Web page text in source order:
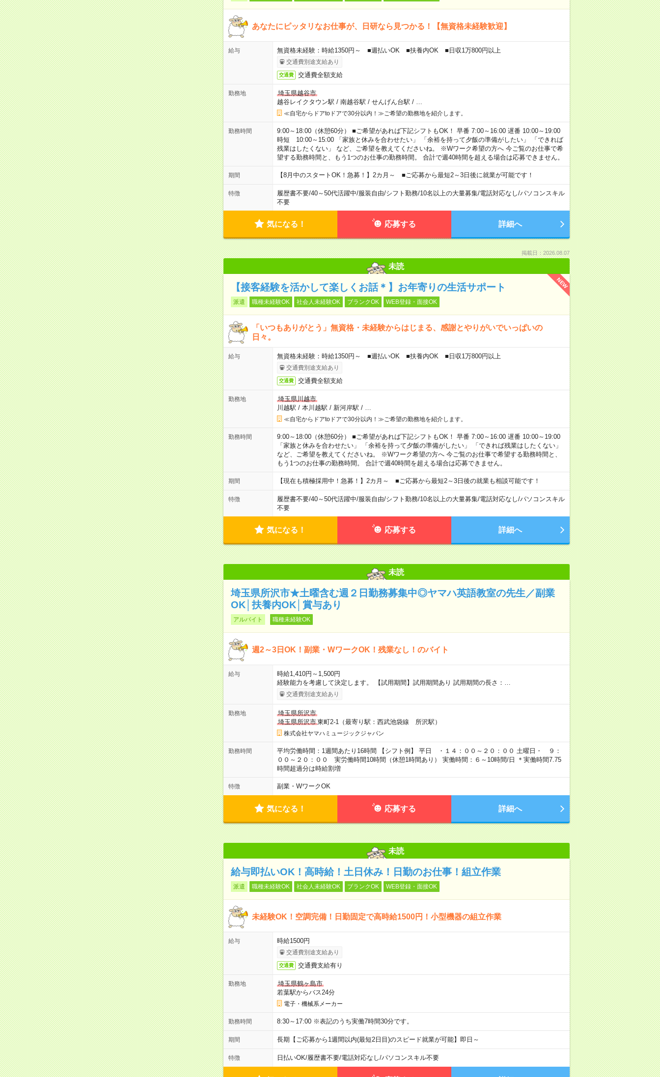
あなたにピッタリなお仕事が、日研なら見つかる！【無資格未経験歓迎】
給与 無資格未経験：時給1350円～ ■週払いOK ■扶養内OK ■日収1万800円以上
交通費別途支給あり
交通費 交通費全額支給
勤務地
埼玉県越谷市
越谷レイクタウン駅 / 南越谷駅 / せんげん台駅 /
≪自宅からドアtoドアで30分以内！≫ご希望の勤務地を紹介します。
勤務時間
9:00～18:00（休憩60分） ■ご希望があれば下記シフトもOK！ 早番 7:00～16:00 遅番 10:00～19:00
時短 10:00～15:00 「家族と休みを合わせたい」 「余裕を持って夕飯の準備がしたい」 「できれば
残業はしたくない」 など、ご希望を教えてくださいね。 ※Wワーク希望の方へ 今ご覧のお仕事で希
望する勤務時間と、もう1つのお仕事の勤務時間。 合計で週40時間を超える場合は応募できません。
期間 【8月中のスタートOK！急募！】2カ月～ ■ご応募から最短2～3日後に就業が可能です！
特徴 履歴書不要/40～50代活躍中/服装自由/シフト勤務/10名以上の大量募集/電話対応なし/パソコンスキル
不要
気になる！ 応募する 詳細へ
掲載日：2026.08.07
未読
NEW
【接客経験を活かして楽しくお話＊】お年寄りの生活サポート
派遣 職種未経験OK 社会人未経験OK ブランクOK WEB登録・面接OK
「いつもありがとう」無資格・未経験からはじまる、感謝とやりがいでいっぱいの
日々。
給与 無資格未経験：時給1350円～ ■週払いOK ■扶養内OK ■日収1万800円以上
交通費別途支給あり
交通費 交通費全額支給
勤務地
埼玉県川越市
川越駅 / 本川越駅 / 新河岸駅 /
≪自宅からドアtoドアで30分以内！≫ご希望の勤務地を紹介します。
勤務時間
9:00～18:00（休憩60分） ■ご希望があれば下記シフトもOK！ 早番 7:00～16:00 遅番 10:00～19:00
「家族と休みを合わせたい」 「余裕を持って夕飯の準備がしたい」 「できれば残業はしたくない」
など、ご希望を教えてくださいね。 ※Wワーク希望の方へ 今ご覧のお仕事で希望する勤務時間と、
もう1つのお仕事の勤務時間。 合計で週40時間を超える場合は応募できません。
期間 【現在も積極採用中！急募！】2カ月～ ■ご応募から最短2～3日後の就業も相談可能です！
特徴 履歴書不要/40～50代活躍中/服装自由/シフト勤務/10名以上の大量募集/電話対応なし/パソコンスキル
不要
気になる！ 応募する 詳細へ
未読
埼玉県所沢市★土曜含む週２日勤務募集中◎ヤマハ英語教室の先生／副業
OK│扶養内OK│賞与あり
アルバイト 職種未経験OK
週2～3日OK！副業・WワークOK！残業なし！のバイト
給与
時給1,410円～1,500円
経験能力を考慮して決定します。 【試用期間】試用期間あり 試用期間の長さ：…
交通費別途支給あり
勤務地
埼玉県所沢市
埼玉県所沢市東町2-1（最寄り駅：西武池袋線 所沢駅）
株式会社ヤマハミュージックジャパン
勤務時間
平均労働時間：1週間あたり16時間 【シフト例】 平日 ・１４：００～２０：００ 土曜日・ ９：
００～２０：００ 実労働時間10時間（休憩1時間あり） 実働時間：６～10時間/日 ＊実働時間7.75
時間超過分は時給割増
特徴 副業・WワークOK
気になる！ 応募する 詳細へ
未読
給与即払いOK！高時給！土日休み！日勤のお仕事！組立作業
派遣 職種未経験OK 社会人未経験OK ブランクOK WEB登録・面接OK
未経験OK！空調完備！日勤固定で高時給1500円！小型機器の組立作業
給与 時給1500円
交通費別途支給あり
交通費 交通費支給有り
勤務地
埼玉県鶴ヶ島市
若葉駅からバス24分
電子・機械系メーカー
勤務時間 8:30～17:00 ※表記のうち実働7時間30分です。
期間 長期【ご応募から1週間以内(最短2日目)のスピード就業が可能】即日～
特徴 日払いOK/履歴書不要/電話対応なし/パソコンスキル不要